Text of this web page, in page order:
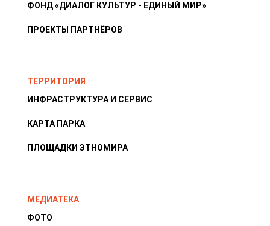
ФОНД «ДИАЛОГ КУЛЬТУР - ЕДИНЫЙ МИР»
ПРОЕКТЫ ПАРТНЁРОВ
ТЕРРИТОРИЯ
ИНФРАСТРУКТУРА И СЕРВИС
КАРТА ПАРКА
ПЛОЩАДКИ ЭТНОМИРА
МЕДИАТЕКА
ФОТО